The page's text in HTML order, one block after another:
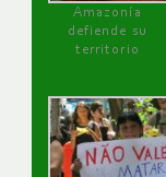
Amazonía
defiende su
territorio